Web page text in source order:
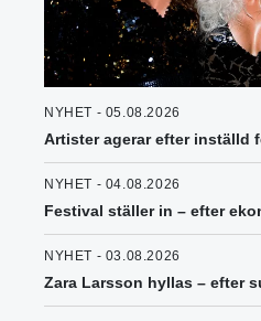
NYHET - 05.08.2026
Artister agerar efter inställd
NYHET - 04.08.2026
Festival ställer in – efter
NYHET - 03.08.2026
Zara Larsson hyllas – efter